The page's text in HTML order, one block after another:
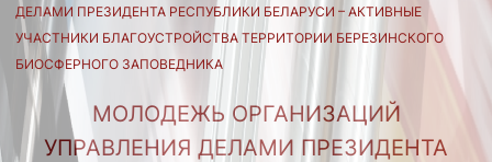
ДЕЛАМИ ПРЕЗИДЕНТА РЕСПУБЛИКИ БЕЛАРУСИ – АКТИВНЫЕ
УЧАСТНИКИ БЛАГОУСТРОЙСТВА ТЕРРИТОРИИ БЕРЕЗИНСКОГО
БИОСФЕРНОГО ЗАПОВЕДНИКА
МОЛОДЕЖЬ ОРГАНИЗАЦИЙ
УПРАВЛЕНИЯ ДЕЛАМИ ПРЕЗИДЕНТА